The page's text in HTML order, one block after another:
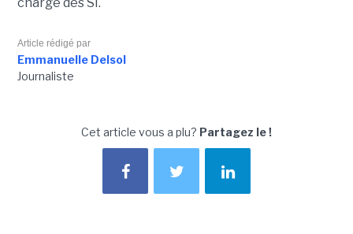
Article rédigé par
Emmanuelle Delsol
Journaliste
Cet article vous a plu? Partagez le !